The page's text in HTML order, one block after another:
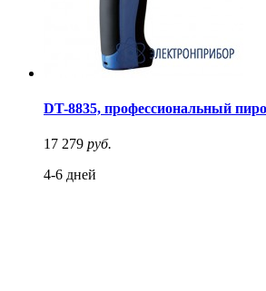
DT-8835, профессиональный
17 279 руб.
4-6 дней